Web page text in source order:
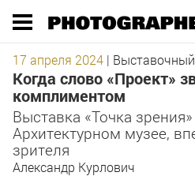
17 апреля 2024 |
Когда слово «Проект»
комплиментом
Выставка «Точка
Архитектурном музее,
зрителя
Александр Курлович